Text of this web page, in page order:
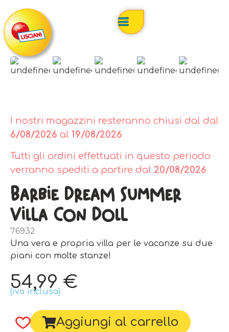
I nostri magazzini resteranno chiusi dal dal
6/08/2026 al 19/08/2026
Tutti gli ordini effettuati in questo periodo
verranno spediti a partire dal 20/08/2026
Barbie Dream Summer
Villa Con Doll
76932
Una vera e propria villa per le vacanze su due
piani con molte stanze!
54,99 €
(iva inclusa)
Aggiungi al carrello